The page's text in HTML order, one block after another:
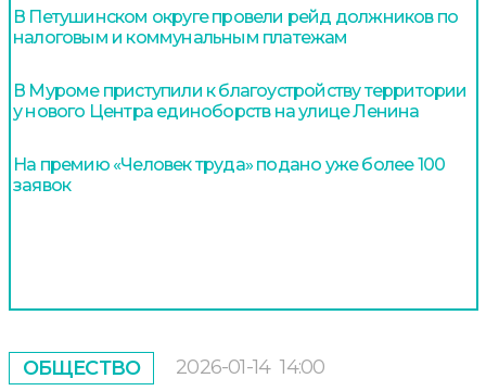
В Петушинском округе провели рейд должников по
налоговым и коммунальным платежам
В Муроме приступили к благоустройству территории
у нового Центра единоборств на улице Ленина
На премию «Человек труда» подано уже более 100
заявок
ОБЩЕСТВО 2026-01-14 14:00